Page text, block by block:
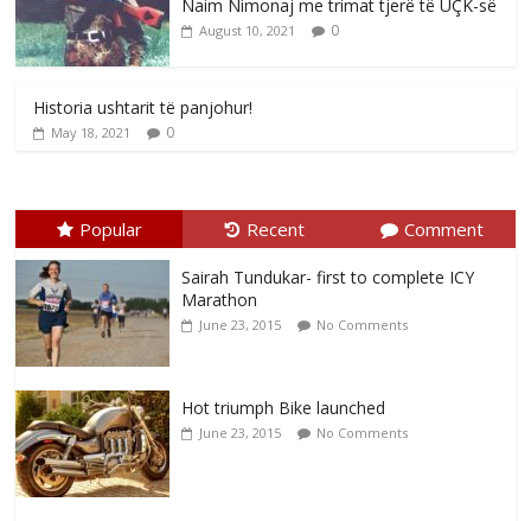
Naim Nimonaj me trimat tjerë të UÇK-së
August 10, 2021 0
Historia ushtarit të panjohur!
May 18, 2021 0
Popular Recent Comment
Sairah Tundukar- first to complete ICY
Marathon
June 23, 2015 No Comments
Hot triumph Bike launched
June 23, 2015 No Comments